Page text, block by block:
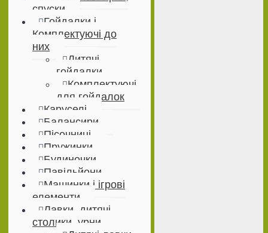
спуски
Гойдалки і
Комплектуючі до
них
Дитячі
гойдалки
Комплектуючі
для гойдалок
Каруселі
Балансири
Пісочниці
Пружинки
Будиночки
Павільйони
Машинки і ігрові
елементи
Лавки, дитячі
столики, урни